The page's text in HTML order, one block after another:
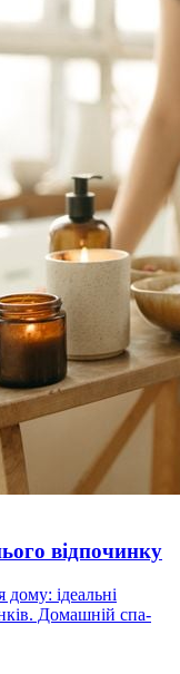
відпочинку
дому: ідеальні
Домашній спа-